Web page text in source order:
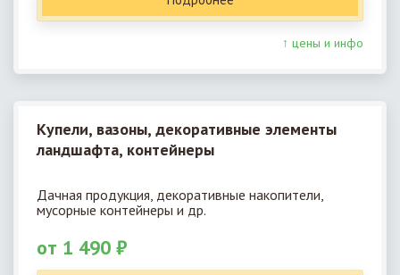
↑ цены и инфо
Купели, вазоны, декоративные элементы
ландшафта, контейнеры
Дачная продукция, декоративные накопители,
мусорные контейнеры и др.
от 1 490 ₽